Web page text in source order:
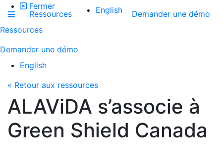
Fermer
Ressources
Demander une démo
English
Ressources English Demander une démo
« Retour aux ressources
ALAViDA s’associe à
Green Shield Canada